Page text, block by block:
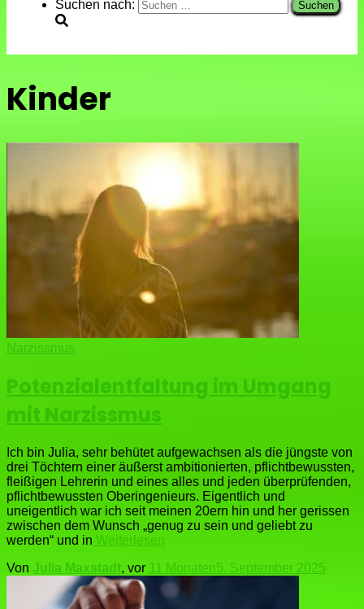
Suchen nach:
Kinder
Narzissmus
Potenzialentfaltung im Umgang
mit Narzissmus
Ich bin Julia, sehr behütet aufgewachsen als die jüngste von
drei Töchtern einer äußerst ambitionierten, pflichtbewussten,
fleißigen Lehrerin und eines alles und jeden überprüfenden,
pflichtbewussten Oberingenieurs. Eigentlich und
uneigentlich war ich seit meinen 20ern hin und her gerissen
zwischen dem Wunsch „genug zu sein und geliebt zu
werden“ und in Weiterlesen
Von Julia Maxstadt, vor 11 Monaten5. September 2025